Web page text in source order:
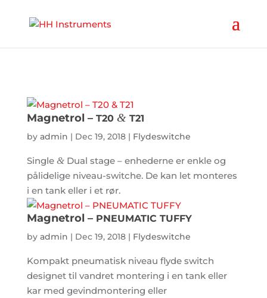
Magnetrol – T20 & T21
by admin | Dec 19, 2018| Flydeswitche
Single &Dual stage – enhederne er enkle og
pålidelige niveau-switche. De kan let monteres
i en tank eller i et rør.
Magnetrol – PNEUMATIC TUFFY
by admin | Dec 19, 2018| Flydeswitche
Kompakt pneumatisk niveau flyde switch
designet til vandret montering i en tank eller
kar med gevindmontering eller